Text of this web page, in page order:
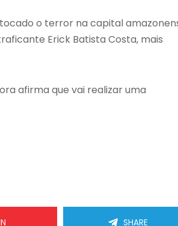
o terror na capital
Erick Batista Costa, mais
afirma que vai realizar uma
SHARE